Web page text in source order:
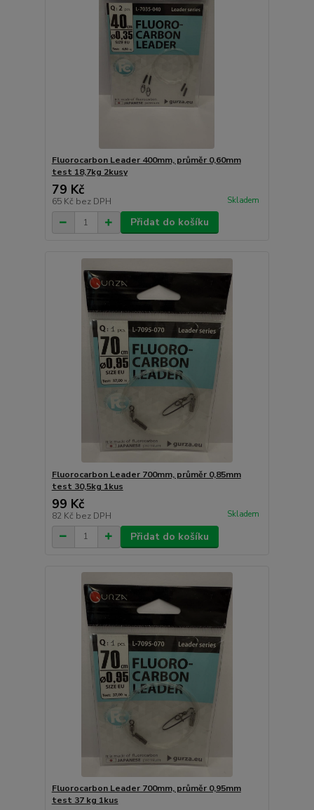
Fluorocarbon Leader 400mm, průměr 0,60mm
test 18,7kg 2kusy
79 Kč
65 Kč bez DPH Skladem
Přidat do košíku
Fluorocarbon Leader 700mm, průměr 0,85mm
test 30,5kg 1kus
99 Kč
82 Kč bez DPH Skladem
Přidat do košíku
Fluorocarbon Leader 700mm, průměr 0,95mm
test 37 kg 1kus